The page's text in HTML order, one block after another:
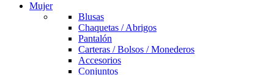
Mujer
Blusas
Chaquetas / Abrigos
Pantalón
Carteras / Bolsos / Monederos
Accesorios
Conjuntos